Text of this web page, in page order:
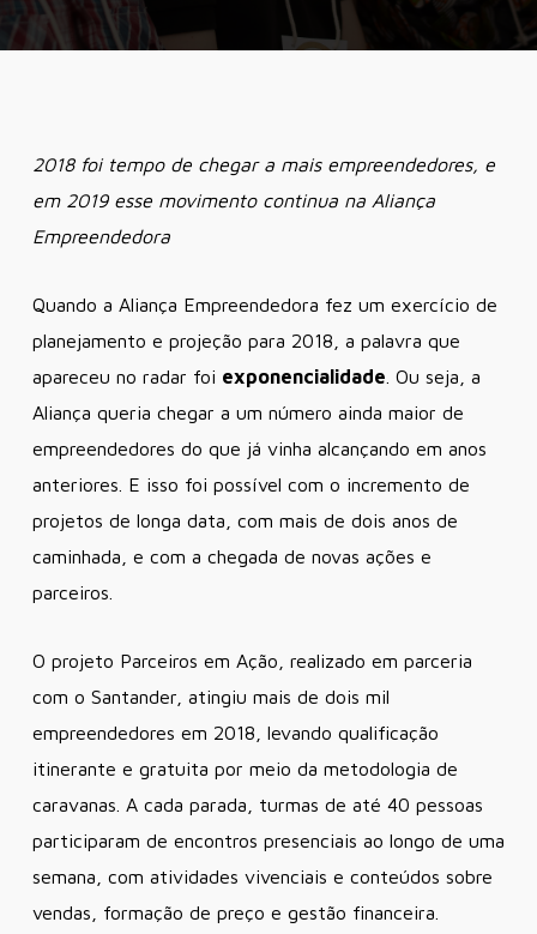
2018 foi tempo de chegar a mais empreendedores, e
em 2019 esse movimento continua na Aliança
Empreendedora
Quando a Aliança Empreendedora fez um exercício de
planejamento e projeção para 2018, a palavra que
apareceu no radar foi exponencialidade . Ou seja, a
Aliança queria chegar a um número ainda maior de
empreendedores do que já vinha alcançando em anos
anteriores. E isso foi possível com o incremento de
projetos de longa data, com mais de dois anos de
caminhada, e com a chegada de novas ações e
parceiros.
O projeto Parceiros em Ação, realizado em parceria
com o Santander, atingiu mais de dois mil
empreendedores em 2018, levando qualificação
itinerante e gratuita por meio da metodologia de
caravanas. A cada parada, turmas de até 40 pessoas
participaram de encontros presenciais ao longo de uma
semana, com atividades vivenciais e conteúdos sobre
vendas, formação de preço e gestão financeira.